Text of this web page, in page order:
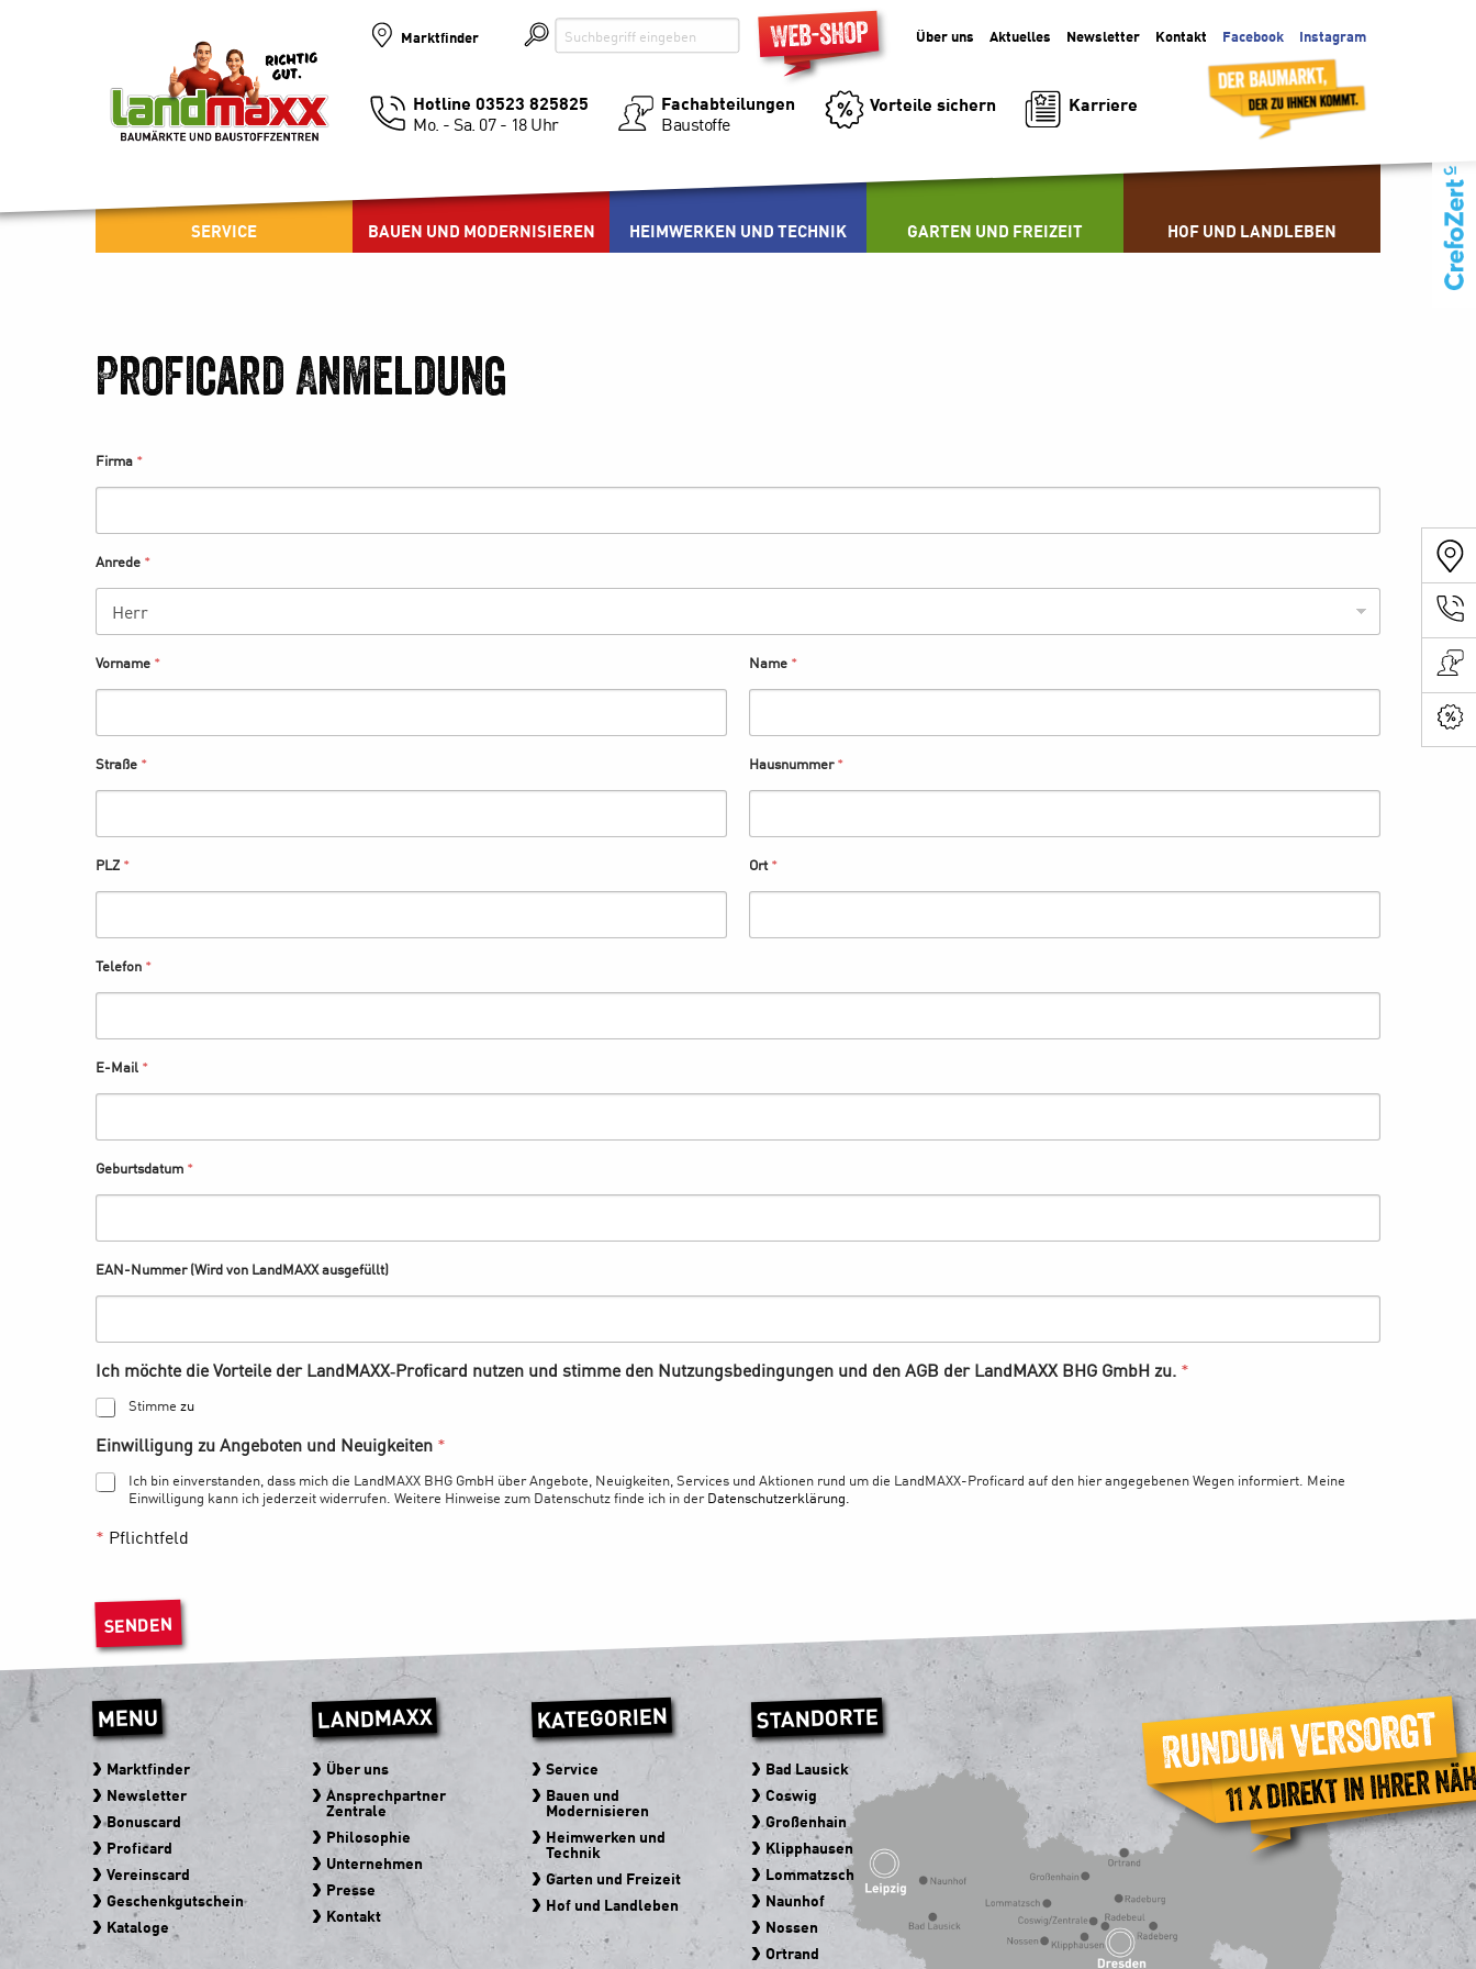
Marktfinder Über uns Aktuelles Newsletter Kontakt Facebook Instagram
Hotline 03523 825825
Mo. - Sa. 07 - 18 Uhr
Fachabteilungen
Baustoffe
Vorteile sichern Karriere
SERVICE BAUEN UND MODERNISIEREN HEIMWERKEN UND TECHNIK GARTEN UND FREIZEIT HOF UND LANDLEBEN
Proficard Anmeldung
Firma *
Anrede *
Vorname * Name *
Straße * Hausnummer*
PLZ * Ort*
Telefon *
E-Mail *
Geburtsdatum *
EAN-Nummer (Wird von LandMAXX ausgefüllt)
Ich möchte die Vorteile der LandMAXX‐Proficard nutzen und stimme den Nutzungsbedingungen und den AGB der LandMAXX BHG GmbH zu. *
Stimme zu
Einwilligung zu Angeboten und Neuigkeiten *
Ich bin einverstanden, dass mich die LandMAXX BHG GmbH über Angebote, Neuigkeiten, Services und Aktionen rund um die LandMAXX-Proficard auf den hier angegebenen Wegen informiert. Meine
Einwilligung kann ich jederzeit widerrufen. Weitere Hinweise zum Datenschutz finde ich in derDatenschutzerklärung.
* Pflichtfeld
SENDEN
MENU
Marktfinder
Newsletter
Bonuscard
Proficard
Vereinscard
Geschenkgutschein
Kataloge
LANDMAXX
Über uns
Ansprechpartner
Zentrale
Philosophie
Unternehmen
Presse
Kontakt
KATEGORIEN
Service
Bauen und
Modernisieren
Heimwerken und
Technik
Garten und Freizeit
Hof und Landleben
STANDORTE
Bad Lausick
Coswig
Großenhain
Klipphausen
Lommatzsch
Naunhof
Nossen
Ortrand